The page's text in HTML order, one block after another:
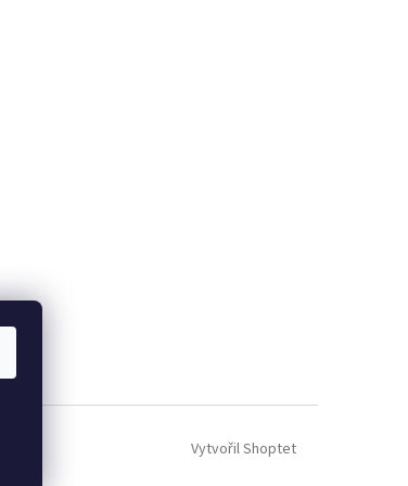
Vytvořil Shoptet